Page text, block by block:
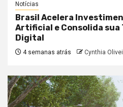
Notícias
Brasil Acelera
Artificial e Consolida
Digital
4 semanas atrás Cynthia